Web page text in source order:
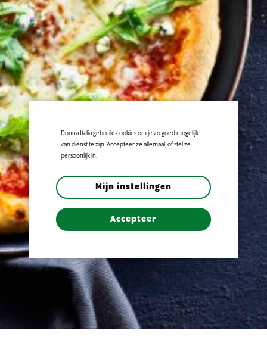
Donna Italia gebruikt cookies om je zo goed mogelijk
van dienst te zijn. Accepteer ze allemaal, of stel ze
persoonlijk in.
Mijn instellingen
Accepteer